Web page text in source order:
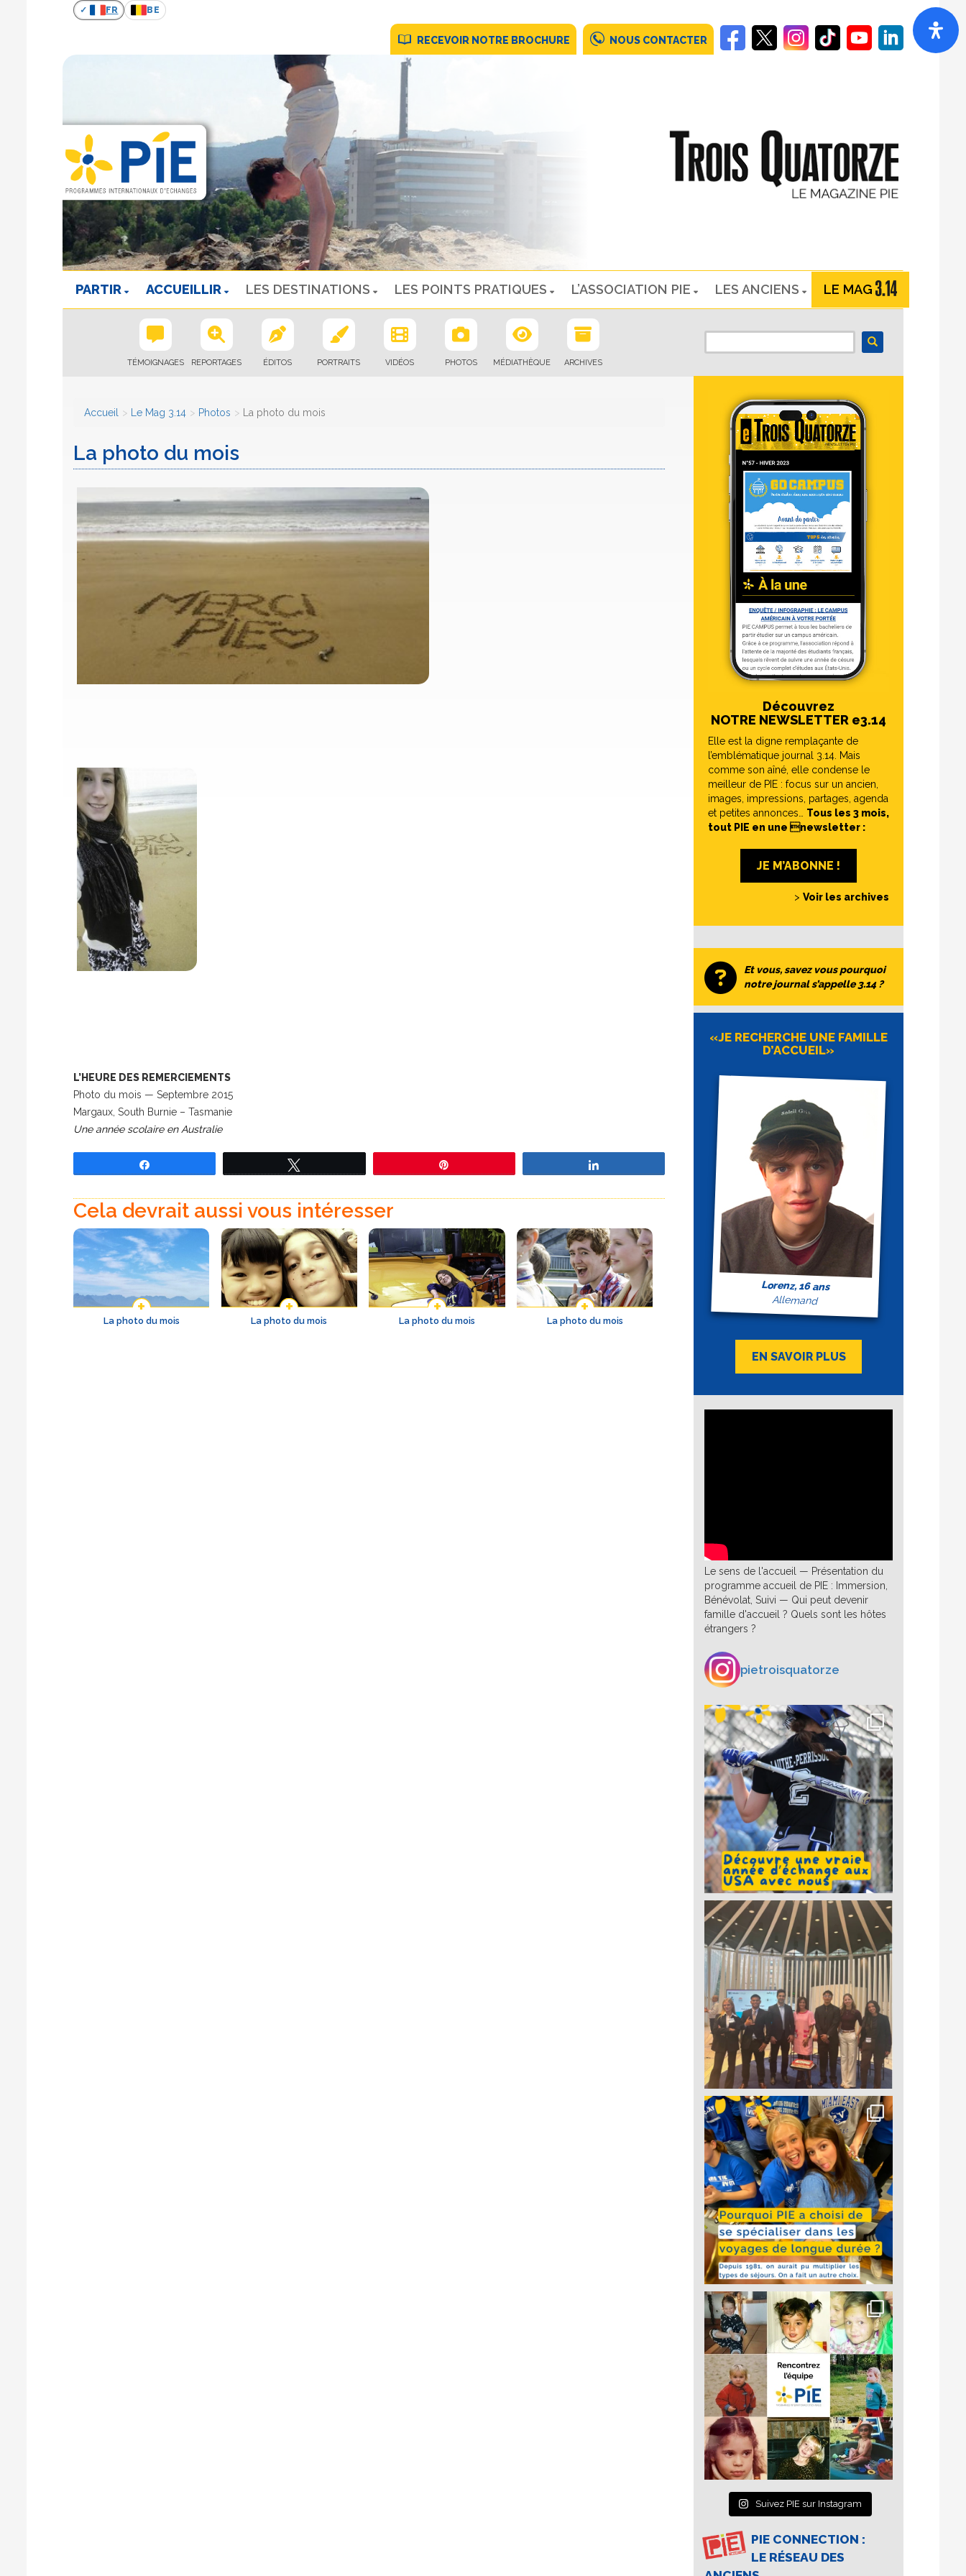
FR BE
RECEVOIR NOTRE BROCHURE NOUS CONTACTER
PARTIR ACCUEILLIR LES DESTINATIONS LES POINTS PRATIQUES L’ASSOCIATION PIE LES ANCIENS LE MAG
TÉMOIGNAGES REPORTAGES ÉDITOS PORTRAITS VIDÉOS PHOTOS MÉDIATHÈQUE ARCHIVES
Accueil Le Mag 3.14 Photos La photo du mois
La photo du mois
L’HEURE DES REMERCIEMENTS
Photo du mois — Septembre 2015
Margaux, South Burnie – Tasmanie
Une année scolaire en Australie
Cela devrait aussi vous intéresser
La photo du mois La photo du mois La photo du mois La photo du mois
Découvrez
NOTRE NEWSLETTER e3.14
Elle est la digne remplaçante de
l’emblématique journal 3.14. Mais
comme son aîné, elle condense le
meilleur de PIE : focus sur un ancien,
images, impressions, partages, agenda
et petites annonces… Tous les 3 mois,
tout PIE en une newsletter :
JE M’ABONNE !
> Voir les archives
Et vous, savez vous pourquoi
notre journal s’appelle 3.14 ?
«JE RECHERCHE UNE FAMILLE
D’ACCUEIL»
Lorenz, 16 ans
Allemand
EN SAVOIR PLUS
Le sens de l'accueil — Présentation du
programme accueil de PIE : Immersion,
Bénévolat, Suivi — Qui peut devenir
famille d'accueil ? Quels sont les hôtes
étrangers ?
pietroisquatorze
Suivez PIE sur Instagram
PIE CONNECTION :
LE RÉSEAU DES